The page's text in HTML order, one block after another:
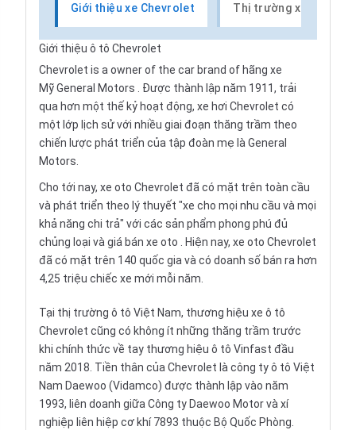
Giới thiệu xe Chevrolet Thị trường xe
Giới thiệu ô tô Chevrolet
Chevrolet is a owner of the car brand of hãng xe
MỹGeneral Motors . Được thành lập năm 1911, trải
qua hơn một thế kỷ hoạt động, xe hơi Chevrolet có
một lớp lịch sử với nhiều giai đoạn thăng trầm theo
chiến lược phát triển của tập đoàn mẹ là General
Motors.
Cho tới nay, xe oto Chevrolet đã có mặt trên toàn cầu
và phát triển theo lý thuyết "xe cho mọi nhu cầu và mọi
khả năng chi trả" với các sản phẩm phong phú đủ
chủng loại vàgiá bán xe oto . Hiện nay, xe oto Chevrolet
đã có mặt trên 140 quốc gia và có doanh số bán ra hơn
4,25 triệu chiếc xe mới mỗi năm.
Tại thị trường ô tô Việt Nam, thương hiệu xe ô tô
Chevrolet cũng có không ít những thăng trầm trước
khi chính thức về tay thương hiệu ô tô Vinfast đầu
năm 2018. Tiền thân của Chevrolet là công ty ô tô Việt
Nam Daewoo (Vidamco) được thành lập vào năm
1993, liên doanh giữa Công ty Daewoo Motor và xí
nghiệp liên hiệp cơ khí 7893 thuộc Bộ Quốc Phòng.